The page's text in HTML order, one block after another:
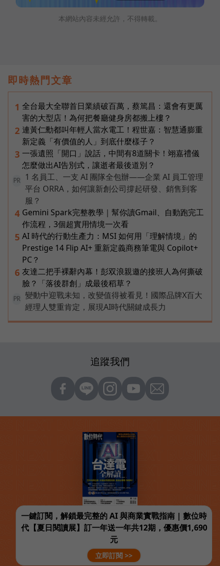
本網站內容未經允許，不得轉載。
即時熱門文章
1 全台最大全聯首日業績破百萬，蔡篤昌：還會有更厲
害的大型店！為何把餐廳健身房都搬上樓？
2 連黃仁勳都叫年輕人當水電工！程世嘉：智慧通膨重
新定義「有價值的人」到底什麼樣子？
3 一張遺照「開口」說話，中間有8道關卡！翊嘉禮儀
怎麼做出AI告別式，讓逝者最後道別？
PR
1 名員工、一支 AI 團隊全包辦——企業 AI 員工管理
平台 ORRA，如何讓新創公司撐起研發、銷售到客
服？
4 Gemini Spark完整教學｜幫你讀Gmail、自動跑完工
作流程，3個超實用情境一次看
5 AI 時代的行動生產力：MSI 如何用「理解情境」的
Prestige 14 Flip AI+ 重新定義商務筆電與 Copilot+
PC？
6 友達二把手裸辭內幕！彭双浪親邀的接班人為何撕破
臉？「落後群創」成最後稻草？
PR
變動中迎戰未知，改變值得被看見！國際品牌X百大
經理人雙重肯定，展現AI時代關鍵成長力
追蹤我們
一鍵訂閱，解鎖最完整的 AI 與商業實戰指南 | 數位時
代【夏日閱讀展】訂一年送一年共12期，優惠價1,690
元
立即訂閱 >>